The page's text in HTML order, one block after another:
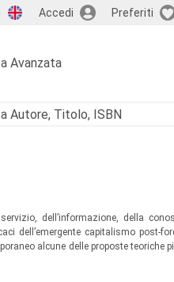
Accedi Preferiti
Avanzata
dell’informazione, della
dell’emergente capitalismo post-
alcune delle proposte teoriche
letteratura sul postfordismo è